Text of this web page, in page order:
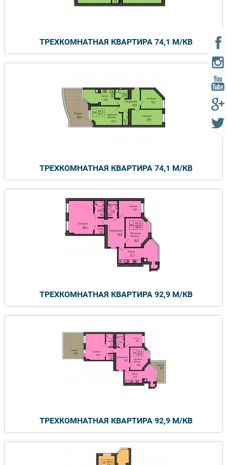
ТРЕХКОМНАТНАЯ КВАРТИРА 74,1 М/КВ
ТРЕХКОМНАТНАЯ КВАРТИРА 74,1 М/КВ
ТРЕХКОМНАТНАЯ КВАРТИРА 92,9 М/КВ
ТРЕХКОМНАТНАЯ КВАРТИРА 92,9 М/КВ